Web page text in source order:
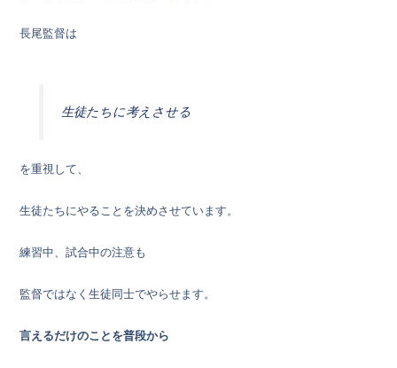
長尾監督は
生徒たちに考えさせる
を重視して、
生徒たちにやることを決めさせています。
練習中、試合中の注意も
監督ではなく生徒同士でやらせます。
言えるだけのことを普段から